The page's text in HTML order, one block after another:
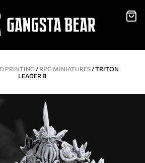
PRINTING / RPG MINIATURES/ TRITON
LEADER B